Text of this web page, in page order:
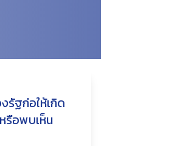
รัฐก่อให้เกิด
รือพบเห็น